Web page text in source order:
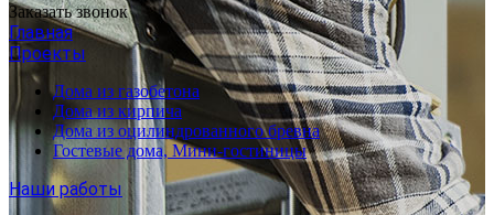
Заказать звонок
Главная
Проекты
Дома из газобетона
Дома из кирпича
Дома из оцилиндрованного бревна
Гостевые дома, Мини-гостиницы
Наши работы